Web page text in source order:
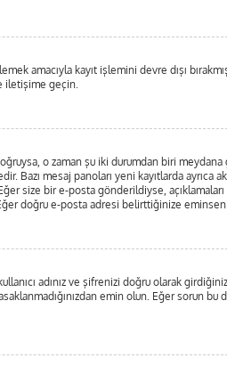
amacıyla kayıt işlemini devre dışı
iletişime geçin.
o zaman şu iki durumdan biri
Bazı mesaj panoları yeni kayıtlarda
size bir e-posta gönderildiyse,
doğru e-posta adresi belirttiğinize
adınız ve şifrenizi doğru olarak
emin olun. Eğer sorun